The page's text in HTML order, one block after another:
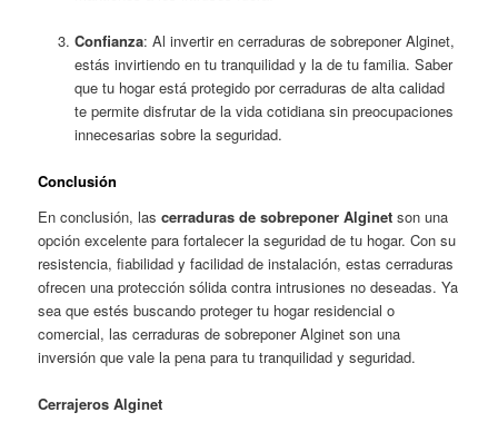
Confianza: Al invertir en cerraduras de sobreponer Alginet,
estás invirtiendo en tu tranquilidad y la de tu familia. Saber
que tu hogar está protegido por cerraduras de alta calidad
te permite disfrutar de la vida cotidiana sin preocupaciones
innecesarias sobre la seguridad.
Conclusión
En conclusión, lascerraduras de sobreponer Alginet son una
opción excelente para fortalecer la seguridad de tu hogar. Con su
resistencia, fiabilidad y facilidad de instalación, estas cerraduras
ofrecen una protección sólida contra intrusiones no deseadas. Ya
sea que estés buscando proteger tu hogar residencial o
comercial, las cerraduras de sobreponer Alginet son una
inversión que vale la pena para tu tranquilidad y seguridad.
Cerrajeros Alginet